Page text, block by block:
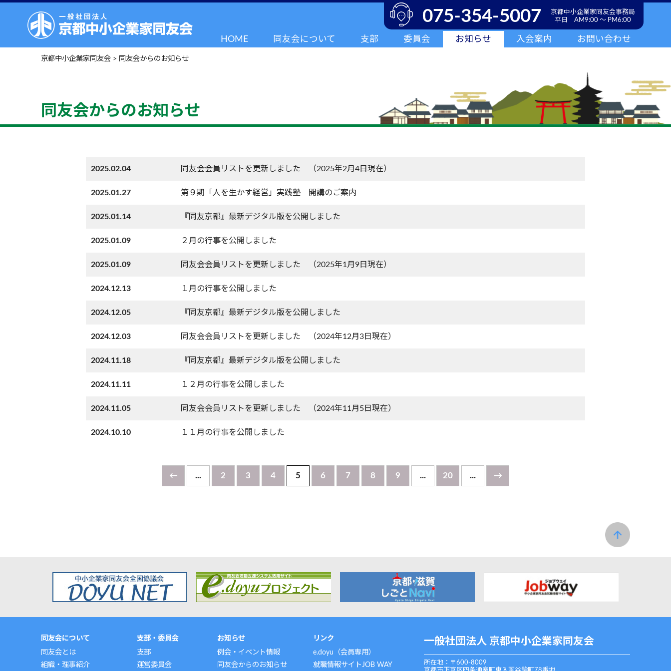
HOME 同友会について 支部 委員会 お知らせ 入会案内 お問い合わせ
075-354-5007
京都中小企業家同友会事務局
平日 AM9:00 ～ PM6:00
京都中小企業家同友会 > 同友会からのお知らせ
同友会からのお知らせ
2025.02.04 同友会会員リストを更新しました （2025年2月4日現在）
2025.01.27 第９期「人を生かす経営」実践塾 開講のご案内
2025.01.14 『同友京都』最新デジタル版を公開しました
2025.01.09 ２月の行事を公開しました
2025.01.09 同友会会員リストを更新しました （2025年1月9日現在）
2024.12.13 １月の行事を公開しました
2024.12.05 『同友京都』最新デジタル版を公開しました
2024.12.03 同友会会員リストを更新しました （2024年12月3日現在）
2024.11.18 『同友京都』最新デジタル版を公開しました
2024.11.11 １２月の行事を公開しました
2024.11.05 同友会会員リストを更新しました （2024年11月5日現在）
2024.10.10 １１月の行事を公開しました
← ... 2 3 4 5 6 7 8 9 ... 20 ... →
同友会について
同友会とは
組織・理事紹介
支部・委員会
支部
運営委員会
お知らせ
例会・イベント情報
同友会からのお知らせ
リンク
e.doyu（会員専用）
就職情報サイトJOB WAY
一般社団法人 京都中小企業家同友会
所在地：〒600-8009